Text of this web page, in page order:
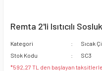
Remta 2'li Isıtıcılı
Kategori
Sıcak
Stok Kodu
SC3
*592,27 TL den başlayan